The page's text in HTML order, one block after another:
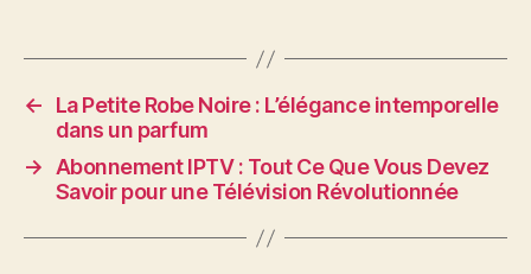
←
La Petite Robe Noire : L’élégance intemporelle
dans un parfum
→ Abonnement IPTV : Tout Ce Que Vous Devez
Savoir pour une Télévision Révolutionnée